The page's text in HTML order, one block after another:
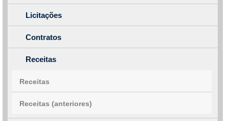
Licitações
Contratos
Receitas
Receitas
Receitas (anteriores)